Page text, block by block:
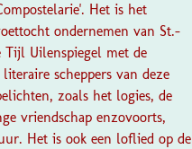
Het is het
ondernemen van St.-
Tijl Uilenspiegel met de
scheppers van deze
zoals het logies, de
vriendschap enzovoorts,
Het is ook een loflied op de